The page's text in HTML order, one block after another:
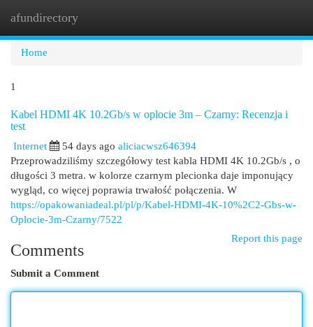
afundirectory
Home
1
Kabel HDMI 4K 10.2Gb/s w oplocie 3m – Czarny: Recenzja i
test
Internet 54 days ago aliciacwsz646394
Przeprowadziliśmy szczegółowy test kabla HDMI 4K 10.2Gb/s , o
długości 3 metra. w kolorze czarnym plecionka daje imponujący
wygląd, co więcej poprawia trwałość połączenia. W
https://opakowaniadeal.pl/pl/p/Kabel-HDMI-4K-10%2C2-Gbs-w-
Oplocie-3m-Czarny/7522
Report this page
Comments
Submit a Comment